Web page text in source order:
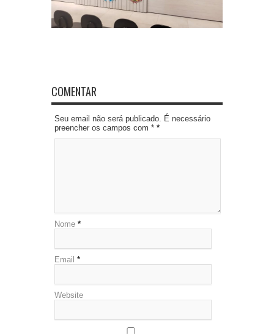
COMENTAR
Seu email não será publicado. É necessário
preencher os campos com * *
Nome *
Email *
Website